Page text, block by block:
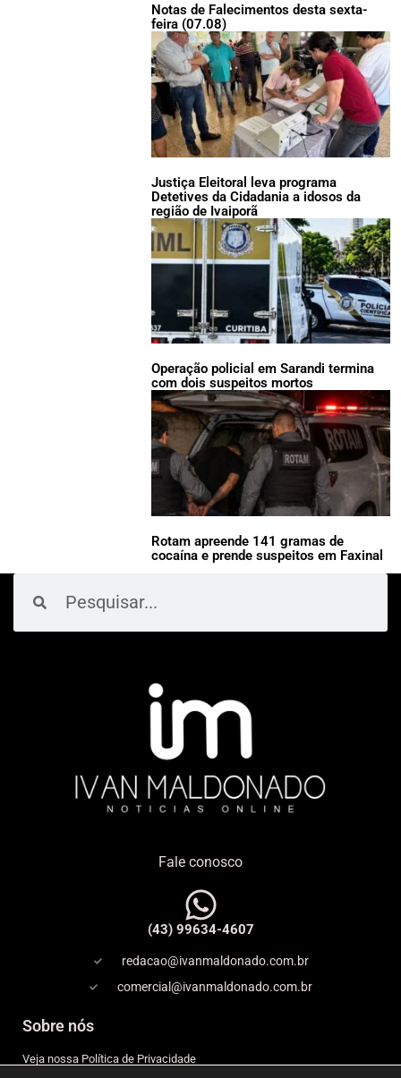
Notas de Falecimentos desta sexta-
feira (07.08)
Justiça Eleitoral leva programa
Detetives da Cidadania a idosos da
região de Ivaiporã
Operação policial em Sarandi termina
com dois suspeitos mortos
Rotam apreende 141 gramas de
cocaína e prende suspeitos em Faxinal
Fale conosco
(43) 99634-4607
redacao@ivanmaldonado.com.br
comercial@ivanmaldonado.com.br
Sobre nós
Veja nossa Política de Privacidade